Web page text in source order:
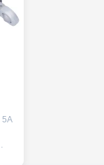
5A